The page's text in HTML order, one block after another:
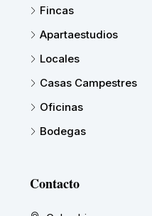
Fincas
Apartaestudios
Locales
Casas Campestres
Oficinas
Bodegas
Contacto